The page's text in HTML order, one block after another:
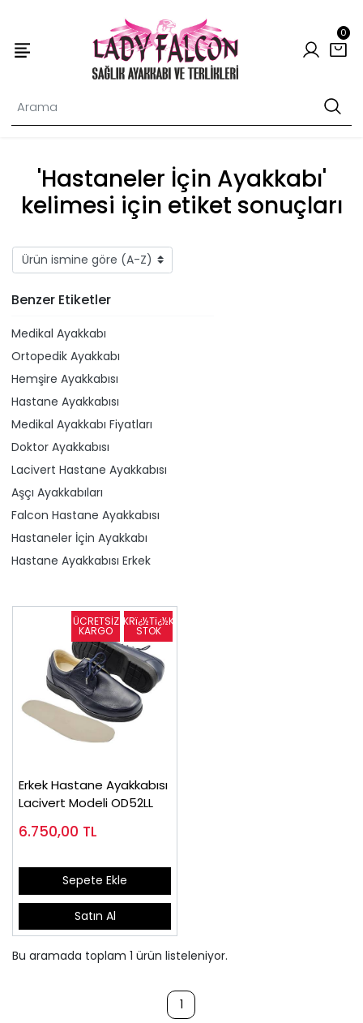
0
'Hastaneler İçin Ayakkabı'
kelimesi için etiket sonuçları
Benzer Etiketler
Medikal Ayakkabı
Ortopedik Ayakkabı
Hemşire Ayakkabısı
Hastane Ayakkabısı
Medikal Ayakkabı Fiyatları
Doktor Ayakkabısı
Lacivert Hastane Ayakkabısı
Aşçı Ayakkabıları
Falcon Hastane Ayakkabısı
Hastaneler İçin Ayakkabı
Hastane Ayakkabısı Erkek
Erkek Hastane Ayakkabısı
Lacivert Modeli OD52LL
6.750,00 TL
Sepete Ekle
Satın Al
Bu aramada toplam 1 ürün listeleniyor.
1